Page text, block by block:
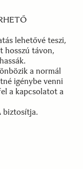
lehetővé teszi,
hosszú távon,
a normál
igénybe venni
a kapcsolatot a
biztosítja.